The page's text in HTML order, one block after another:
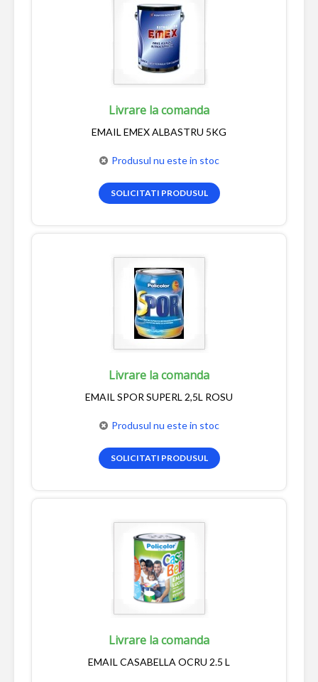
Livrare la comanda
EMAIL EMEX ALBASTRU 5KG
Produsul nu este in stoc
SOLICITATI PRODUSUL
Livrare la comanda
EMAIL SPOR SUPERL 2,5L ROSU
Produsul nu este in stoc
SOLICITATI PRODUSUL
Livrare la comanda
EMAIL CASABELLA OCRU 2.5 L